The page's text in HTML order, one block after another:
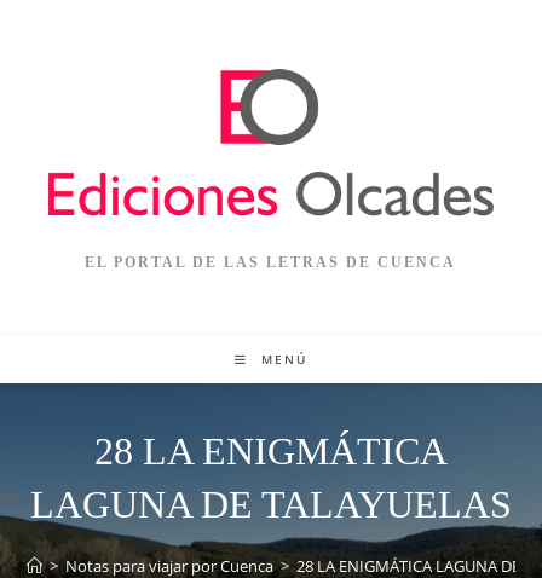
EL PORTAL DE LAS LETRAS DE CUENCA
MENÚ
28 LA ENIGMÁTICA
LAGUNA DE TALAYUELAS
> Notas para viajar por Cuenca > 28 LA ENIGMÁTICA LAGUNA DE